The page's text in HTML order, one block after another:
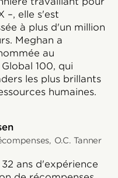
–, elle s'est
à plus d'un million
Meghan a
au
100, qui
les plus brillants
humaines.
O.C. Tanner
ans d'expérience